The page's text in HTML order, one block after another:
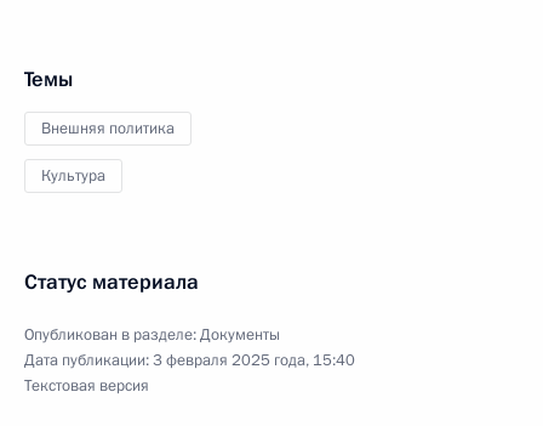
Темы
Внешняя политика
Культура
Статус материала
Опубликован в разделе:Документы
Дата публикации:3 февраля 2025 года, 15:40
Текстовая версия